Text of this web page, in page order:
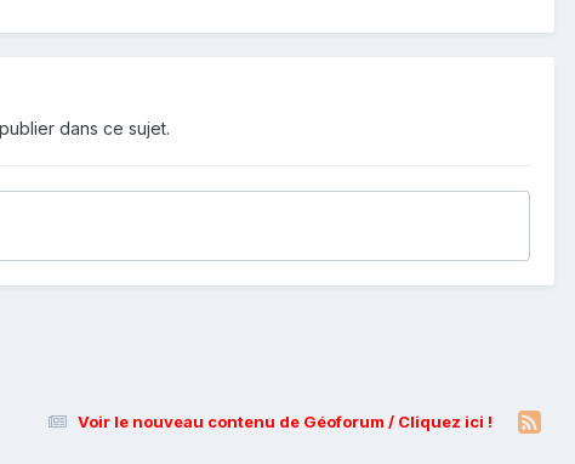
dans ce sujet.
Voir le nouveau contenu de Géoforum / Cliquez ici !